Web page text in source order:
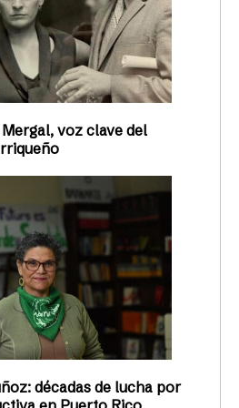
voz clave del
décadas de lucha por